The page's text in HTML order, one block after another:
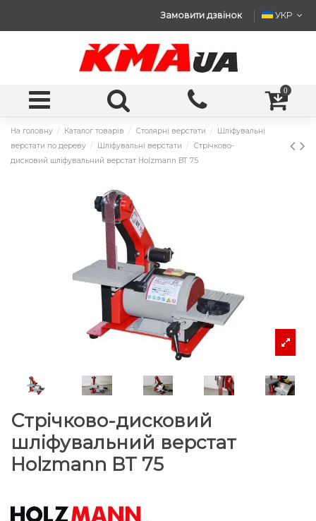
Замовити дзвінок УКР
0
На головну Каталог товарів Столярні верстати
Шліфувальні
верстати по дереву
Шліфувальні верстати
Стрічково-
дисковий шліфувальний верстат Holzmann BT 75
Стрічково-дисковий
шліфувальний верстат
Holzmann BT 75